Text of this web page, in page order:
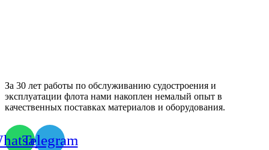
За 30 лет работы по обслуживанию судостроения и
эксплуатации флота нами накоплен немалый опыт в
качественных поставках материалов и оборудования.
Telegram